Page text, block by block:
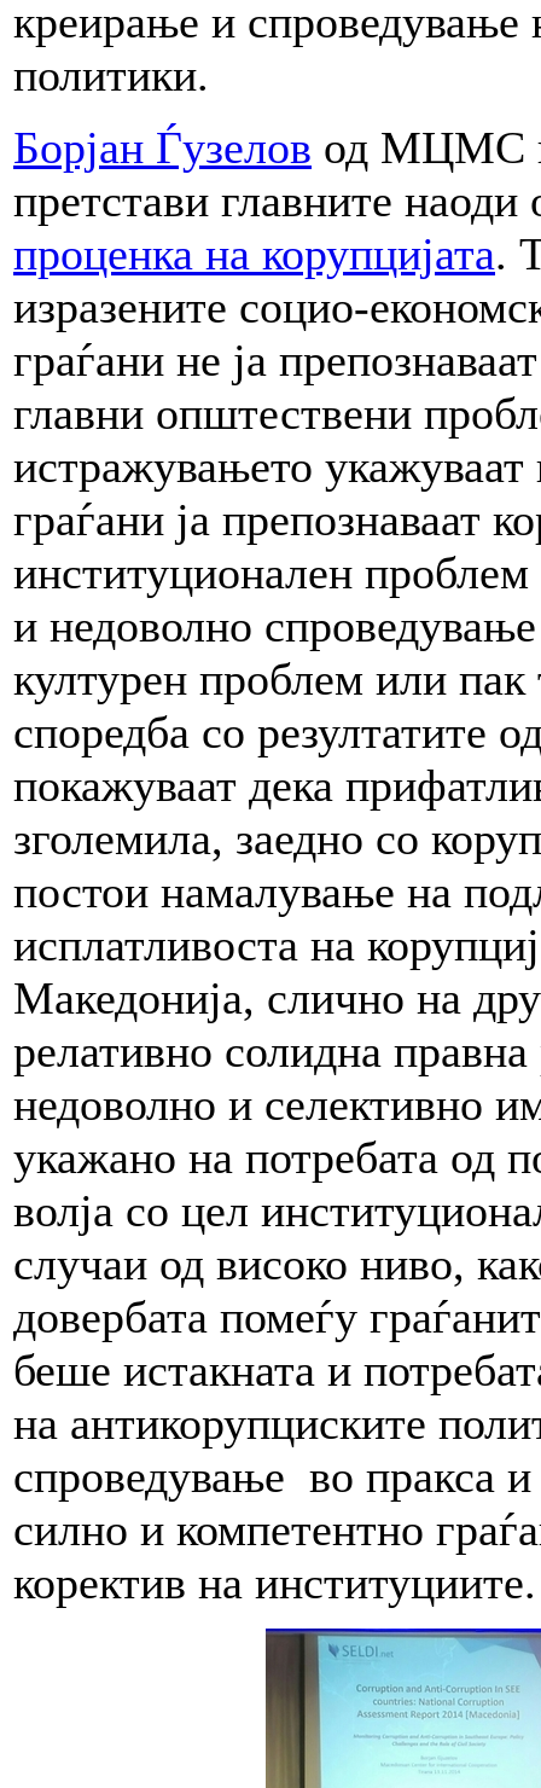
креирање и спроведување
политики.
Борјан Ѓузелов од МЦМС
претстави главните
проценка на корупцијата.
изразените социо-
граѓани не ја
главни општествени
истражувањето укажуваат
граѓани ја препознаваат
институционален
и недоволно
културен проблем или
споредба со резултатите
покажуваат дека
зголемила, заедно со
постои намалување на
исплатливоста на
Македонија, слично на
релативно солидна
недоволно и селективно
укажано на потребата од
волја со цел
случаи од високо ниво,
довербата помеѓу
беше истакната и
на антикорупциските
спроведување во пракса
силно и компетентно
коректив на институциите.